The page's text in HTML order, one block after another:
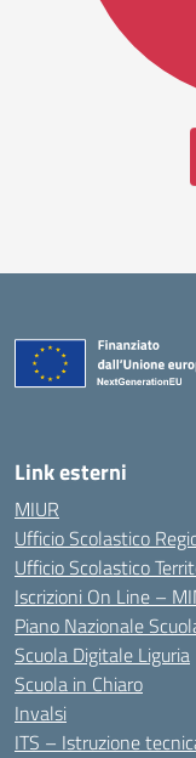
Link esterni
MIUR
Ufficio Scolastico
Ufficio Scolastico
Iscrizioni On Line –
Piano Nazionale
Scuola Digitale Liguria
Scuola in Chiaro
Invalsi
ITS – Istruzione